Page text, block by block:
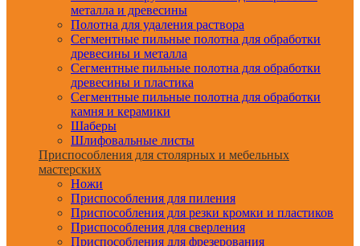
металла и древесины
Полотна для удаления раствора
Сегментные пильные полотна для обработки
древесины и металла
Сегментные пильные полотна для обработки
древесины и пластика
Сегментные пильные полотна для обработки
камня и керамики
Шаберы
Шлифовальные листы
Приспособления для столярных и мебельных
мастерских
Ножи
Приспособления для пиления
Приспособления для резки кромки и пластиков
Приспособления для сверления
Приспособления для фрезерования